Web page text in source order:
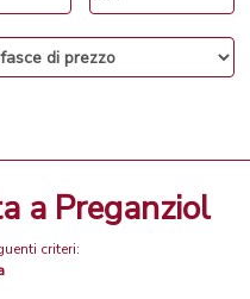
a Preganziol
criteri: